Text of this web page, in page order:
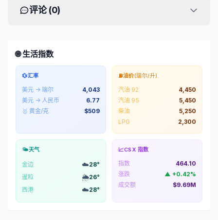
评论 (0)
🌐 生活指数
💱汇率
美元 → 瑞尔
4,043
美元 → 人民币
6.77
🥇 黄金/克
$509
⛽油价(瑞尔/升)
汽油 92
4,450
汽油 95
5,450
柴油
5,250
LPG
2,300
🌤️天气
金边 ☁️28°
暹粒
🌦️26°
西港
☁️28°
📈CSX 指数
指数
464.10
涨跌
▲ +0.42%
成交额
$9.69M